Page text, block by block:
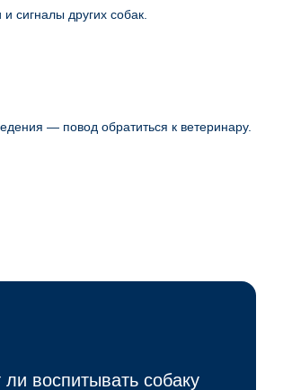
сигналы других собак.
— повод обратиться к ветеринару.
воспитывать собаку